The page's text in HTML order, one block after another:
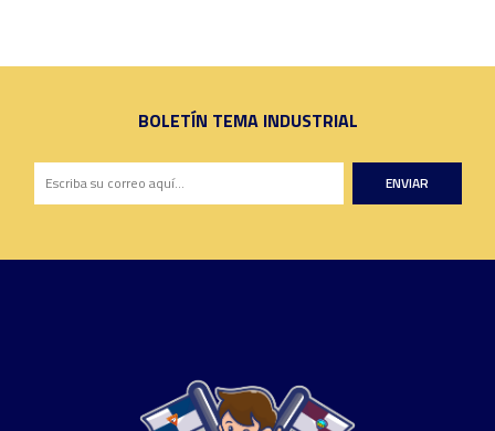
BOLETÍN TEMA INDUSTRIAL
ENVIAR